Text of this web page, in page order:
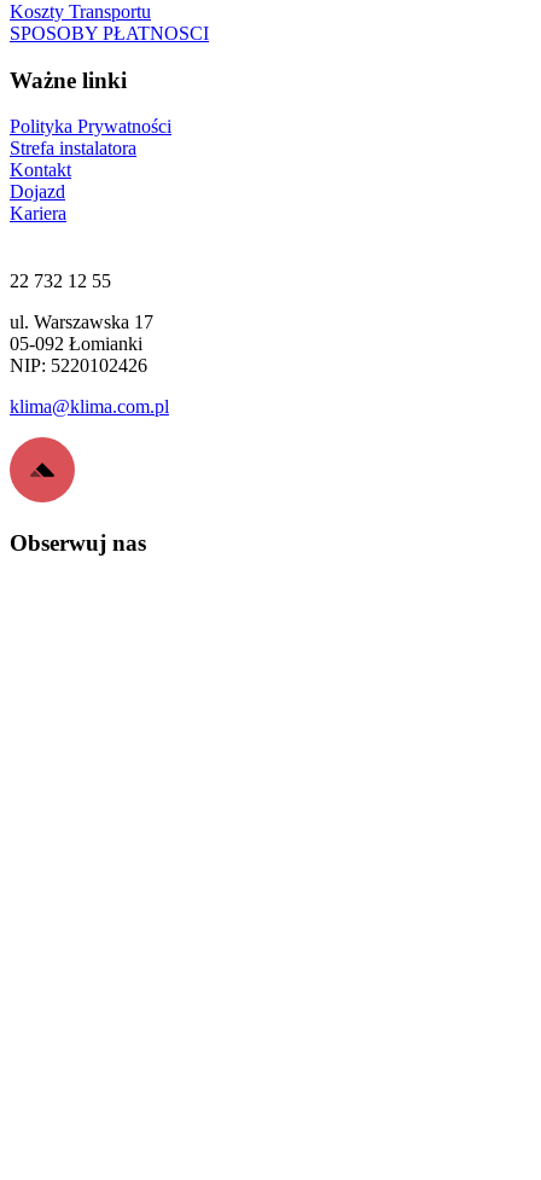
Koszty Transportu
SPOSOBY PŁATNOSCI
Ważne linki
Polityka Prywatności
Strefa instalatora
Kontakt
Dojazd
Kariera
22 732 12 55
ul. Warszawska 17
05-092 Łomianki
NIP: 5220102426
klima@klima.com.pl
Obserwuj nas